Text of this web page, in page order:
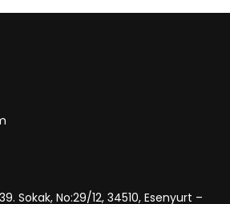
Sokak, No:29/12, 34510, Esenyurt –